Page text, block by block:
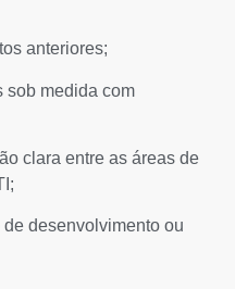
anteriores;
sob medida com
clara entre as áreas de
desenvolvimento ou